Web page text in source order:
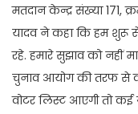
मतदान केन्द्र संख्या 171,
यादव ने कहा कि हम शुरू
रहे. हमारे सुझाव को नहीं
चुनाव आयोग की तरफ से
वोटर लिस्ट आएगी तो